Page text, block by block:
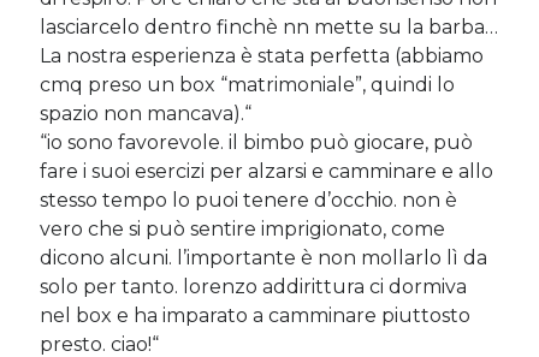
lasciarcelo dentro finchè nn mette su la barba…
La nostra esperienza è stata perfetta (abbiamo
cmq preso un box “matrimoniale”, quindi lo
spazio non mancava).“
“io sono favorevole. il bimbo può giocare, può
fare i suoi esercizi per alzarsi e camminare e allo
stesso tempo lo puoi tenere d’occhio. non è
vero che si può sentire imprigionato, come
dicono alcuni. l’importante è non mollarlo lì da
solo per tanto. lorenzo addirittura ci dormiva
nel box e ha imparato a camminare piuttosto
presto. ciao!“